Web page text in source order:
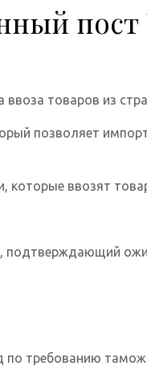
ввоза товаров из
позволяет
которые ввозят
по требованию